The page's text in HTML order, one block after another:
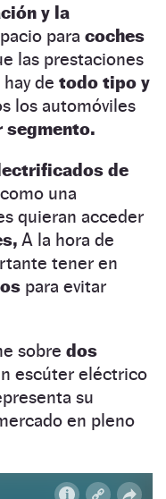
y la
para coches
las prestaciones
de todo tipo y
los automóviles
segmento.
de
una
quieran acceder
A la hora de
tener en
para evitar
sobre dos
escúter eléctrico
su
en pleno